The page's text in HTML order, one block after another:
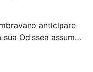
anticipare
Odissea assume